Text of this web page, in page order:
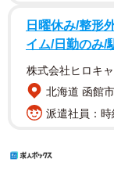
日曜休み/整形
イム/日勤のみ/
株式会社ヒロキ
北海道 函館市
派遣社員：